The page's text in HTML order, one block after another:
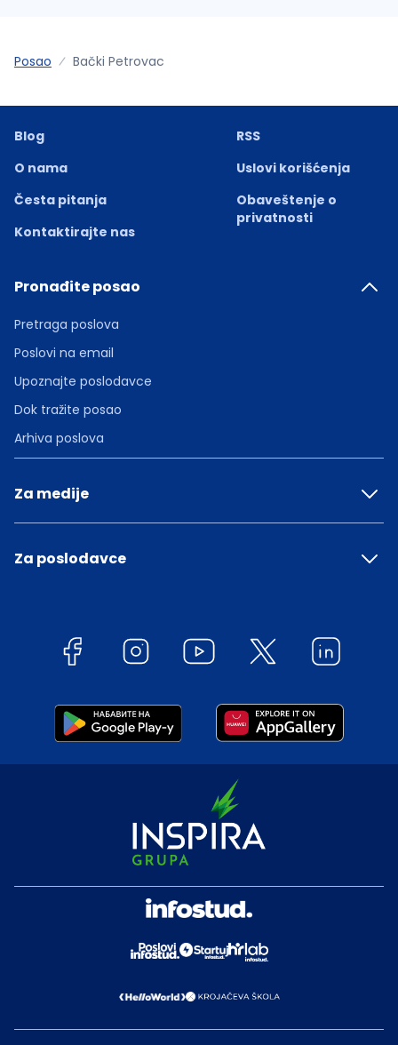
Posao Bački Petrovac
Blog
O nama
Česta pitanja
Kontaktirajte nas
RSS
Uslovi korišćenja
Obaveštenje o
privatnosti
Pronađite posao
Pretraga poslova
Poslovi na email
Upoznajte poslodavce
Dok tražite posao
Arhiva poslova
Za medije
Za poslodavce